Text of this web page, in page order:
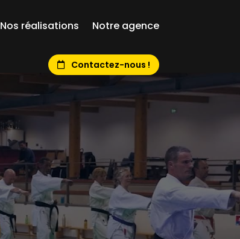
Nos réalisations Notre agence
Contactez-nous !